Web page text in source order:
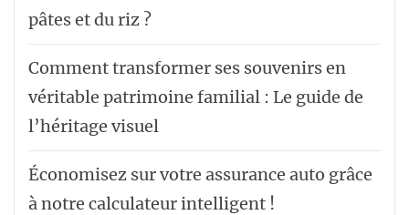
pâtes et du riz ?
Comment transformer ses souvenirs en
véritable patrimoine familial : Le guide de
l’héritage visuel
Économisez sur votre assurance auto grâce
à notre calculateur intelligent !